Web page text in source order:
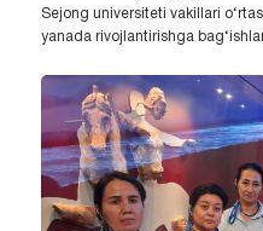
Sejong universiteti vakillari
yanada rivojlantirishga